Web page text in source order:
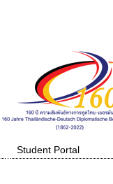
Student Portal